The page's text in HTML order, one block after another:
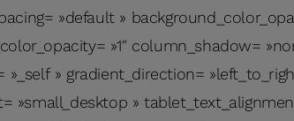
»default »
»1″ column_shadow=
»_self » gradient_direction=
»small_desktop »